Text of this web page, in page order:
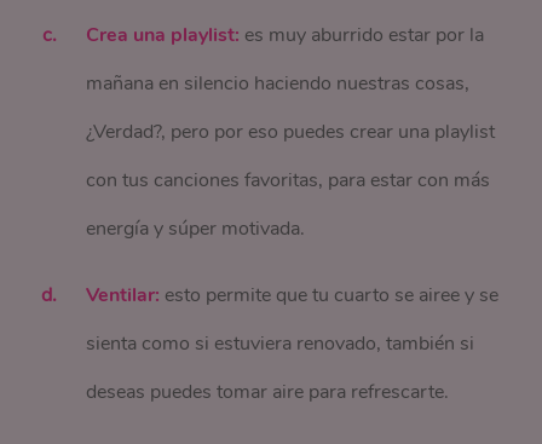
Crea una playlist: es muy aburrido estar por la
mañana en silencio haciendo nuestras cosas,
¿Verdad?, pero por eso puedes crear una playlist
con tus canciones favoritas, para estar con más
energía y súper motivada.
Ventilar: esto permite que tu cuarto se airee y se
sienta como si estuviera renovado, también si
deseas puedes tomar aire para refrescarte.